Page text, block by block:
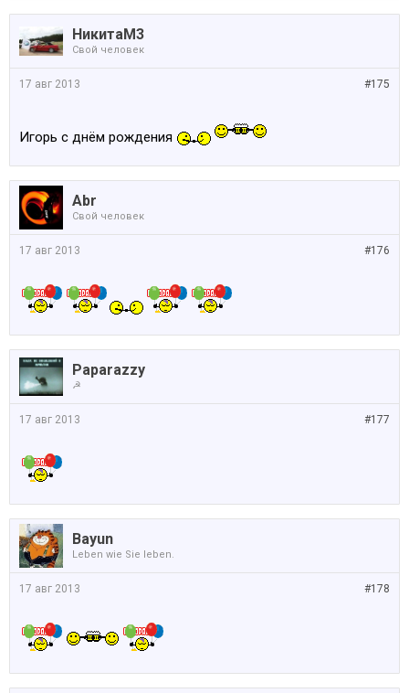
НикитаМ3
Свой человек
#175
17 авг 2013
Игорь с днём рождения
Abr
Свой человек
#176
17 авг 2013
Paparazzy
☭
#177
17 авг 2013
Bayun
Leben wie Sie leben.
#178
17 авг 2013